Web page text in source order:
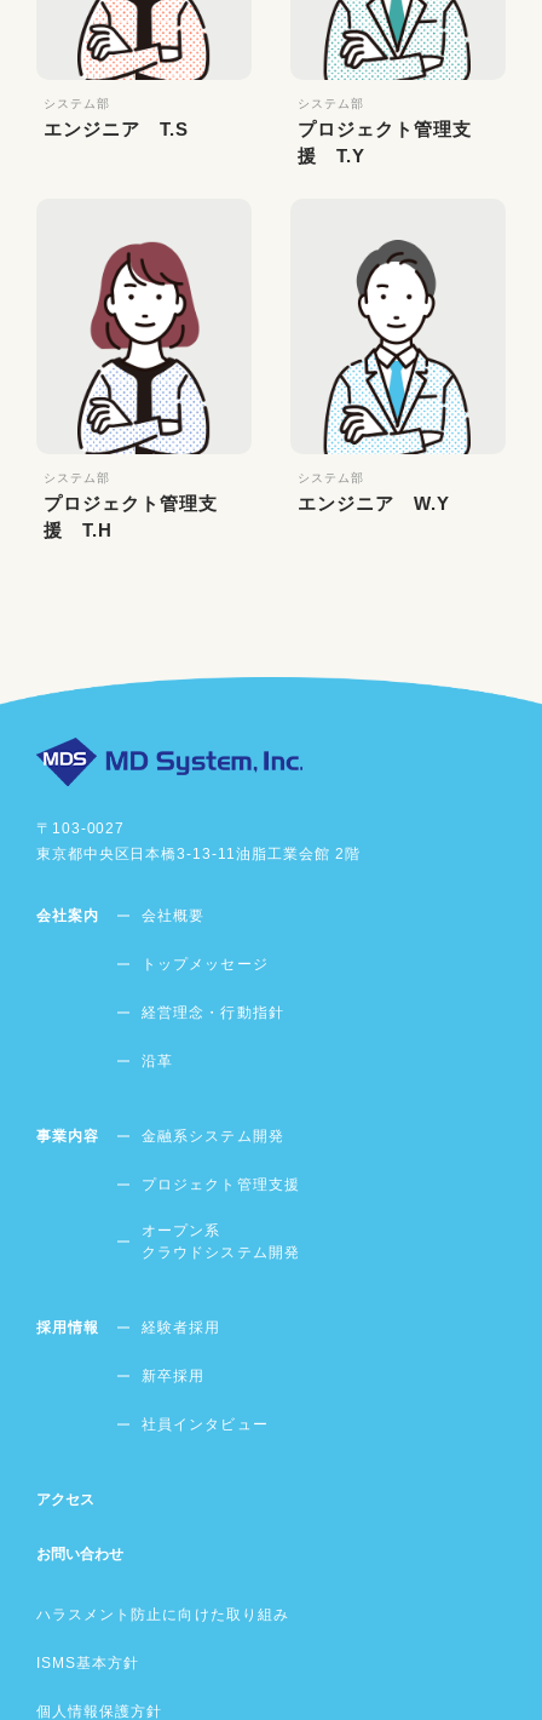
システム部
エンジニア T.S
システム部
プロジェクト管理支
援 T.Y
システム部
プロジェクト管理支
援 T.H
システム部
エンジニア W.Y
〒103-0027
東京都中央区日本橋3-13-11油脂工業会館 2階
会社案内 会社概要
トップメッセージ
経営理念・行動指針
沿革
事業内容 金融系システム開発
プロジェクト管理支援
オープン系
クラウドシステム開発
採用情報 経験者採用
新卒採用
社員インタビュー
アクセス
お問い合わせ
ハラスメント防止に向けた取り組み
ISMS基本方針
個人情報保護方針